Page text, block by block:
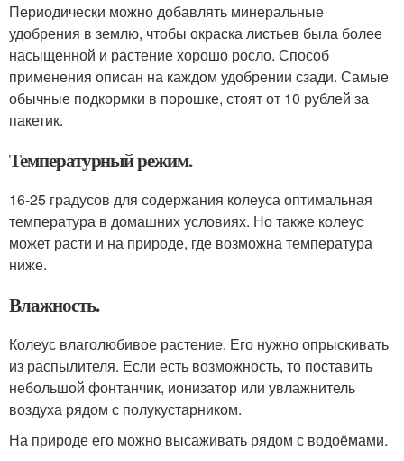
Периодически можно добавлять минеральные
удобрения в землю, чтобы окраска листьев была более
насыщенной и растение хорошо росло. Способ
применения описан на каждом удобрении сзади. Самые
обычные подкормки в порошке, стоят от 10 рублей за
пакетик.
Температурный режим.
16-25 градусов для содержания колеуса оптимальная
температура в домашних условиях. Но также колеус
может расти и на природе, где возможна температура
ниже.
Влажность.
Колеус влаголюбивое растение. Его нужно опрыскивать
из распылителя. Если есть возможность, то поставить
небольшой фонтанчик, ионизатор или увлажнитель
воздуха рядом с полукустарником.
На природе его можно высаживать рядом с водоёмами.